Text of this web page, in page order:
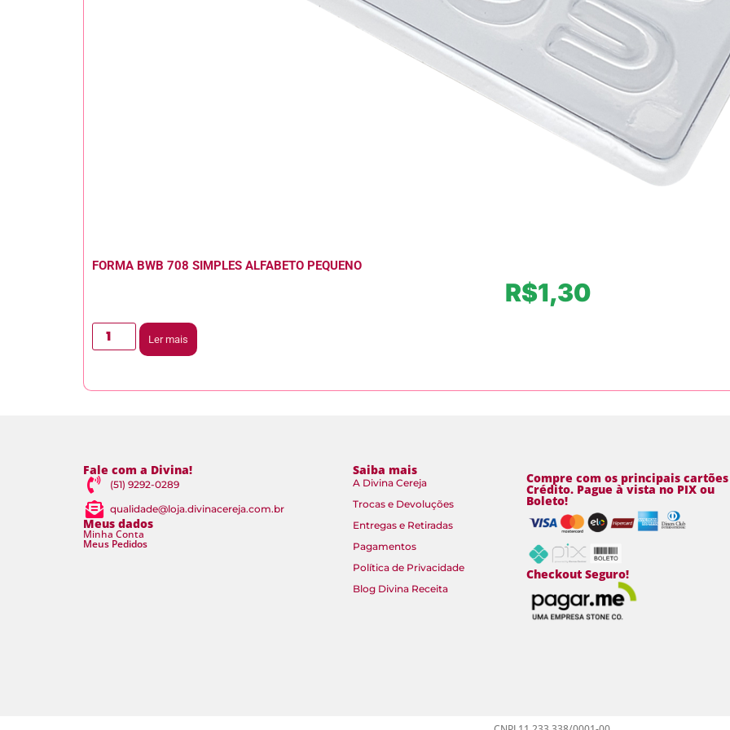
FORMA BWB 708 SIMPLES ALFABETO PEQUENO
R$1,30
Ler mais
Fale com a Divina!
(51) 9292-0289
qualidade@loja.divinacereja.com.br
Meus dados
Minha Conta
Meus Pedidos
Saiba mais
A Divina Cereja
Trocas e Devoluções
Entregas e Retiradas
Pagamentos
Política de Privacidade
Blog Divina Receita
Compre com os principais cartões
Crédito. Pague à vista no PIX ou
Boleto!
Checkout Seguro!